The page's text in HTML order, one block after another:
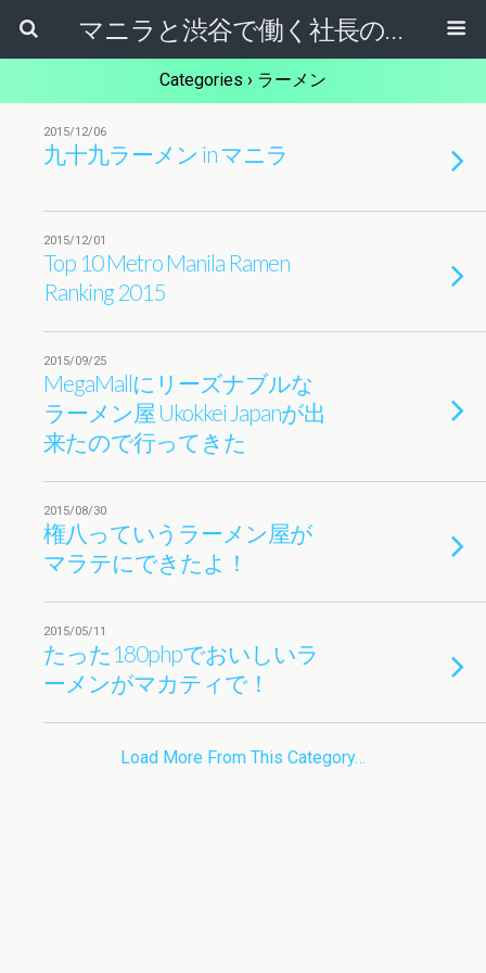
マニラと渋谷で働く社長のブログ
Categories › ラーメン
2015/12/06
九十九ラーメン in マニラ
2015/12/01
Top 10 Metro Manila Ramen
Ranking 2015
2015/09/25
MegaMallにリーズナブルな
ラーメン屋 Ukokkei Japanが出
来たので行ってきた
2015/08/30
権八っていうラーメン屋が
マラテにできたよ！
2015/05/11
たった180phpでおいしいラ
ーメンがマカティで！
Load More From This Category…